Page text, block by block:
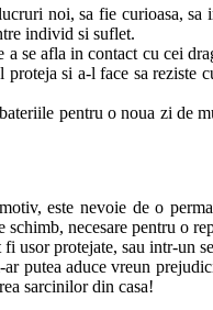
noi, sa fie curioasa,
individ si suflet.
se afla in contact cu cei
si a-l face sa reziste
pentru o noua zi de
este nevoie de o
necesare pentru o
usor protejate, sau intr-un
putea aduce vreun
sarcinilor din casa!